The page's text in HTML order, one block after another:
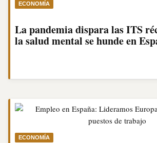
ECONOMÍA
La pandemia dispara las ITS
la salud mental se hunde en
ECONOMÍA